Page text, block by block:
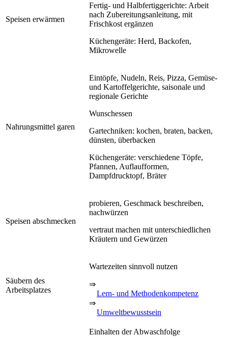
Speisen erwärmen
Fertig- und Halbfertiggerichte: Arbeit
nach Zubereitungsanleitung, mit
Frischkost ergänzen
Küchengeräte: Herd, Backofen,
Mikrowelle
Nahrungsmittel garen
Eintöpfe, Nudeln, Reis, Pizza, Gemüse-
und Kartoffelgerichte, saisonale und
regionale Gerichte
Wunschessen
Gartechniken: kochen, braten, backen,
dünsten, überbacken
Küchengeräte: verschiedene Töpfe,
Pfannen, Auflaufformen,
Dampfdrucktopf, Bräter
Speisen abschmecken
probieren, Geschmack beschreiben,
nachwürzen
vertraut machen mit unterschiedlichen
Kräutern und Gewürzen
Säubern des
Arbeitsplatzes
Wartezeiten sinnvoll nutzen
⇒
Lern- und Methodenkompetenz
⇒
Umweltbewusstsein
Einhalten der Abwaschfolge